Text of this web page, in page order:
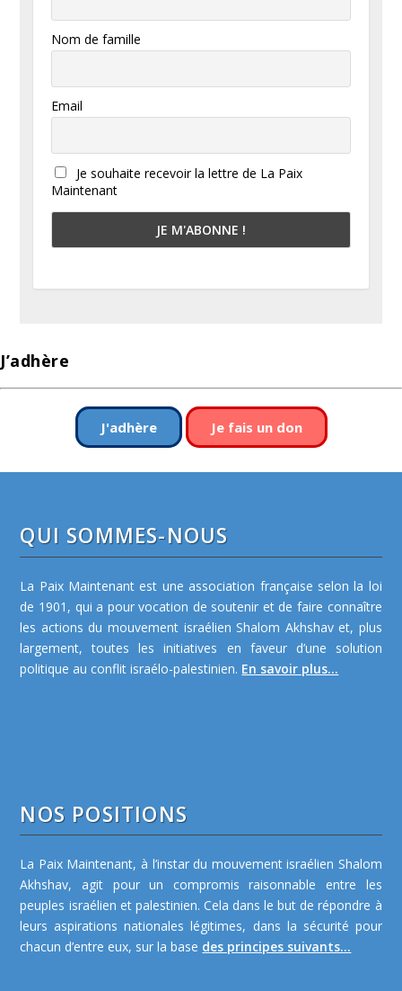
Nom de famille
Email
Je souhaite recevoir la lettre de La Paix
Maintenant
J’adhère
J'adhère Je fais un don
QUI SOMMES-NOUS
La Paix Maintenant est une association française selon la loi
de 1901, qui a pour vocation de soutenir et de faire connaître
les actions du mouvement israélien Shalom Akhshav et, plus
largement, toutes les initiatives en faveur d’une solution
politique au conflit israélo-palestinien. En savoir plus...
NOS POSITIONS
La Paix Maintenant, à l’instar du mouvement israélien Shalom
Akhshav, agit pour un compromis raisonnable entre les
peuples israélien et palestinien. Cela dans le but de répondre à
leurs aspirations nationales légitimes, dans la sécurité pour
chacun d’entre eux, sur la base des principes suivants...